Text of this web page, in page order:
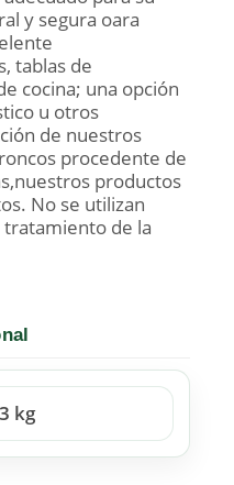
y segura oara
tablas de
cocina; una opción
u otros
de nuestros
procedente de
productos
No se utilizan
de la
kg